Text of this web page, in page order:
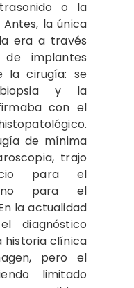
o la
la única
era a través
implantes
la cirugía: se
y la
con el
de mínima
trajo
para el
no para el
la actualidad
diagnóstico
historia clínica
pero el
limitado